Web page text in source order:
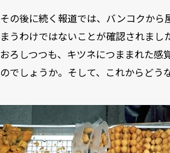
その後に続く報道では、バンコクから
まうわけではないことが確認されまし
おろしつつも、キツネにつままれた感
のでしょうか。そして、これからどう